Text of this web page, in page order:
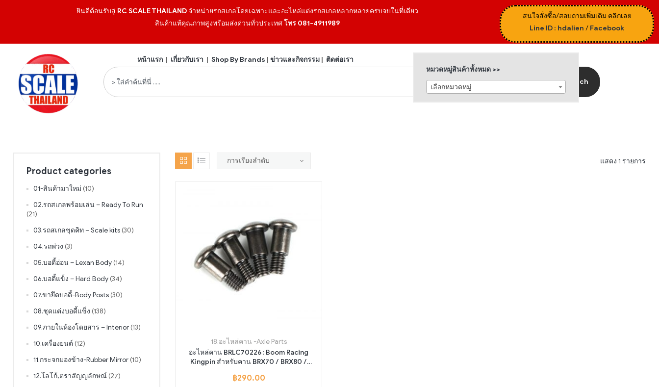
ยินดีต้อนรับสู่ RC SCALE THAILANDจำหน่ายรถสเกลโดยเฉพาะและอะไหล่แต่งรถสเกลหลากหลายครบจบในที่เดียว
สินค้าแท้คุณภาพสูงพร้อมส่งด่วนทั่วประเทศโทร 081-4911989
สนใจสั่งซื้อ/สอบถามเพิ่มเติม คลิกเลย
Line ID : hdalien / Facebook
หน้าแรก| เกี่ยวกับเรา | Shop By Brands | ข่าวและกิจกรรม| ติดต่อเรา
Search
หมวดหมู่สินค้าทั้งหมด >>
เลือกหมวดหมู่
แสดง 1 รายการ
18.อะไหล่คาน -Axle Parts
อะไหล่คาน BRLC70226 : Boom Racing
Kingpin สำหรับคาน BRX70 / BRX80 /
฿290.00
Product categories
01-สินค้ามาใหม่ (10)
02.รถสเกลพร้อมเล่น – Ready To Run
(21)
03.รถสเกลชุดคิท – Scale kits (30)
04.รถพ่วง (3)
05.บอดี้อ่อน – Lexan Body (14)
06.บอดี้แข็ง – Hard Body (34)
07.ขายึดบอดี้-Body Posts (30)
08.ชุดแต่งบอดี้แข็ง (138)
09.ภายในห้องโดยสาร – Interior (13)
10.เครื่องยนต์ (12)
11.กระจกมองข้าง-Rubber Mirror (10)
12.โลโก้,ตราสัญญลักษณ์ (27)